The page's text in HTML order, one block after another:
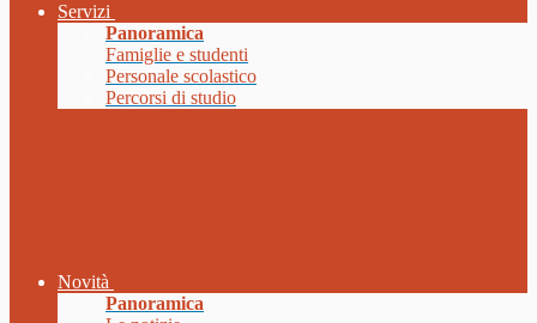
Servizi
Panoramica
Famiglie e studenti
Personale scolastico
Percorsi di studio
Novità
Panoramica